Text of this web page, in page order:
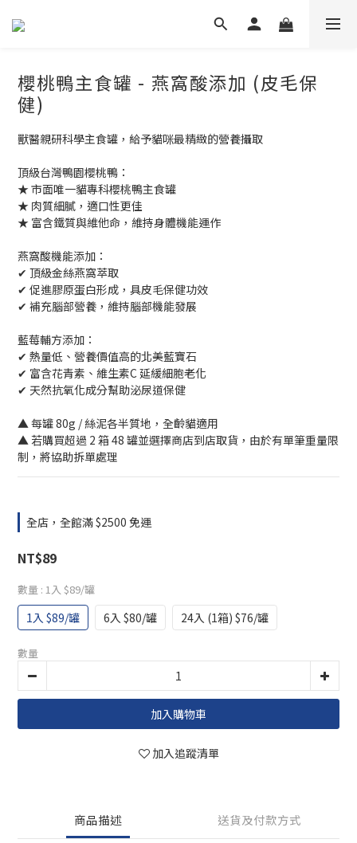
櫻桃鴨主食罐 - 燕窩酸添加 (皮毛保
健)
獸醫親研科學主食罐，給予貓咪最精緻的營養攝取
頂級台灣鴨園櫻桃鴨：
★ 市面唯一貓專科櫻桃鴨主食罐
★ 肉質細膩，適口性更佳
★ 富含鐵質與維他命，維持身體機能運作
燕窩酸機能添加：
✔ 頂級金絲燕窩萃取
✔ 促進膠原蛋白形成，具皮毛保健功效
✔ 補充腦部營養，維持腦部機能發展
藍莓輔方添加：
✔ 熱量低、營養價值高的北美藍寶石
✔ 富含花青素、維生素C 延緩細胞老化
✔ 天然抗氧化成分幫助泌尿道保健
▲ 每罐 80g / 絲泥各半質地，全齡貓適用
▲ 若購買超過 2 箱 48 罐並選擇商店到店取貨，由於有單筆重量限
制，將協助拆單處理
全店，全館滿 $2500 免運
NT$89
數量 : 1入 $89/罐
1入 $89/罐 6入 $80/罐 24入 (1箱) $76/罐
數量
加入購物車
加入追蹤清單
商品描述 送貨及付款方式